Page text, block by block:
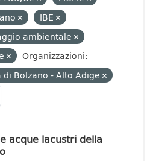
IBE
ambientale
Organizzazioni:
Bolzano - Alto Adige
acque lacustri della